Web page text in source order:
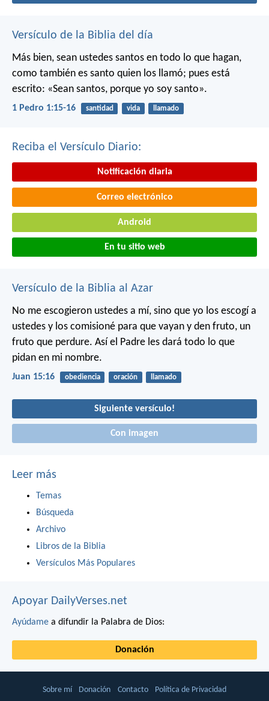
Versículo de la Biblia del día
Más bien, sean ustedes santos en todo lo que hagan,
como también es santo quien los llamó; pues está
escrito: «Sean santos, porque yo soy santo».
1 Pedro 1:15-16 santidad vida llamado
Reciba el Versículo Diario:
Notificación diaria
Correo electrónico
Android
En tu sitio web
Versículo de la Biblia al Azar
No me escogieron ustedes a mí, sino que yo los escogí a
ustedes y los comisioné para que vayan y den fruto, un
fruto que perdure. Así el Padre les dará todo lo que
pidan en mi nombre.
Juan 15:16 obediencia oración llamado
Siguiente versículo!
Con imagen
Leer más
Temas
Búsqueda
Archivo
Libros de la Biblia
Versículos Más Populares
Apoyar DailyVerses.net
Ayúdame a difundir la Palabra de Dios:
Donación
Sobre mí Donación Contacto Política de Privacidad